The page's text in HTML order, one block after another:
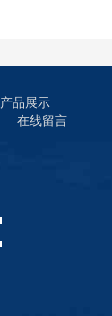
产品展示
在线留言